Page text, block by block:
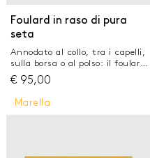
TOP E T-SHIRT
Foulard in raso di pura
seta
Annodato al collo, tra i capelli,
sulla borsa o al polso: il foulard
è l'accessorio versatile per
eccellenza. Prezioso nella pura
seta, con stampa su entrambi
i lati per una finitura
€ 95,00
Marella